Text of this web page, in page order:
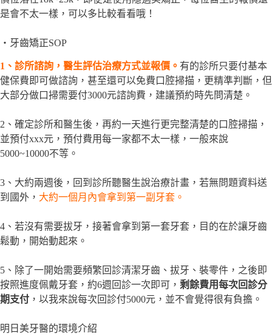
是會不太一樣，可以多比較看看哦！
・牙齒矯正SOP
1、診所諮詢，醫生評估治療方式並報價。 有的診所只要付基本
健保費即可做諮詢，甚至還可以免費口腔掃描，更精準判斷，但
大部分做口掃需要付3000元諮詢費，建議預約時先問清楚。
2、確定診所和醫生後，再約一天進行更完整清楚的口腔掃描，
並預付xxx元，預付費用每一家都不太一樣，一般來說
5000~10000不等。
3、大約兩週後，回到診所聽醫生說治療計畫，若無問題資料送
到國外， 大約一個月內會拿到第一副牙套。
4、若沒有需要拔牙，接著會拿到第一套牙套，目的在於讓牙齒
鬆動，開始動起來。
5、除了一開始需要頻繁回診清潔牙齒、拔牙、裝零件，之後即
按照進度佩戴牙套，約6週回診一次即可， 剩餘費用每次回診分
期支付 ，以我來說每次回診付5000元，並不會覺得很有負擔。
明日美牙醫的環境介紹